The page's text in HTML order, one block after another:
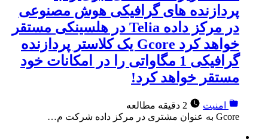
پردازنده های گرافیکی هوش مصنوعی
در مرکز داده Telia در هلسینکی مستقر
خواهد کرد Gcore یک کلاستر پردازنده
گرافیکی 1 مگاواتی را در امکانات خود
مستقر خواهد کرد!
امنیت
2 دقیقه مطالعه
Gcore به عنوان مشتری در مرکز داده شرکت م…